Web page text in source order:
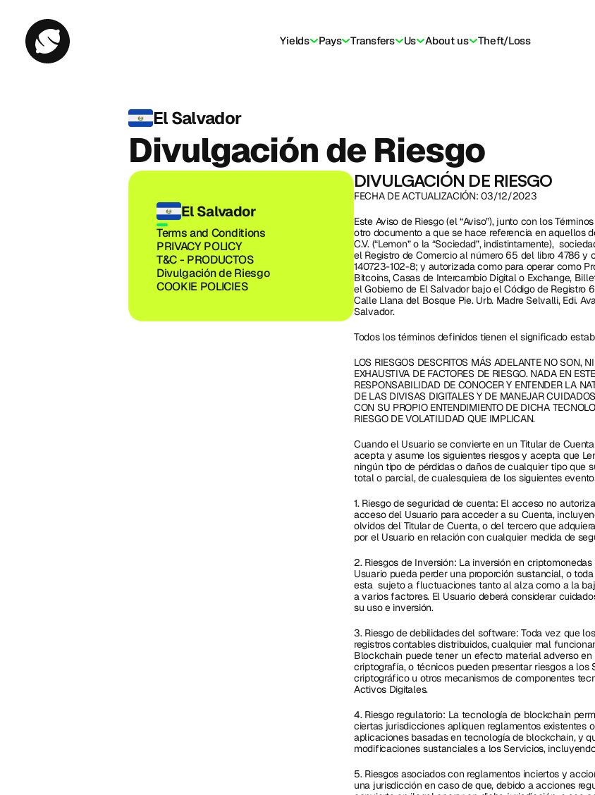
Yields Pays Transfers Us About us Theft/Loss
El Salvador
Divulgación de Riesgo
El Salvador
Terms and Conditions
PRIVACY POLICY
T&C - PRODUCTOS
Divulgación de Riesgo
COOKIE POLICIES
DIVULGACIÓN DE RIESGO
FECHA DE ACTUALIZACIÓN: 03/12/2023
Este Aviso de Riesgo (el “Aviso”), junto con los
otro documento a que se hace referencia en aquellos
C.V. (“Lemon” o la “Sociedad”, indistintamente),
el Registro de Comercio al número 65 del libro 4786 y
140723-102-8; y autorizada como para operar como
Bitcoins, Casas de Intercambio Digital o Exchange,
el Gobierno de El Salvador bajo el Código de
Calle Llana del Bosque Pie. Urb. Madre Selvalli, Edi.
Salvador.
Todos los términos definidos tienen el significado
LOS RIESGOS DESCRITOS MÁS ADELANTE NO SON,
EXHAUSTIVA DE FACTORES DE RIESGO. NADA EN
RESPONSABILIDAD DE CONOCER Y ENTENDER LA
DE LAS DIVISAS DIGITALES Y DE MANEJAR
CON SU PROPIO ENTENDIMIENTO DE DICHA
RIESGO DE VOLATILIDAD QUE IMPLICAN.
Cuando el Usuario se convierte en un Titular de
acepta y asume los siguientes riesgos y acepta que
ningún tipo de pérdidas o daños de cualquier tipo que
total o parcial, de cualesquiera de los siguientes
1. Riesgo de seguridad de cuenta: El acceso no
acceso del Usuario para acceder a su Cuenta,
olvidos del Titular de Cuenta, o del tercero que
por el Usuario en relación con cualquier medida de
2. Riesgos de Inversión: La inversión en
Usuario pueda perder una proporción sustancial, o
esta  sujeto a fluctuaciones tanto al alza como a la
a varios factores. El Usuario deberá considerar
su uso e inversión.
3. Riesgo de debilidades del software: Toda vez que
registros contables distribuidos, cualquier mal
Blockchain puede tener un efecto material adverso
criptografía, o técnicos pueden presentar riesgos a
criptográfico u otros mecanismos de componentes
Activos Digitales.
4. Riesgo regulatorio: La tecnología de blockchain
ciertas jurisdicciones apliquen reglamentos existentes
aplicaciones basadas en tecnología de blockchain, y
modificaciones sustanciales a los Servicios,
5. Riesgos asociados con reglamentos inciertos y
una jurisdicción en caso de que, debido a acciones